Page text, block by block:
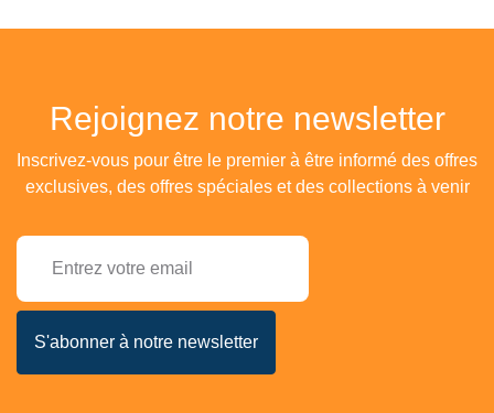
Rejoignez notre newsletter
Inscrivez-vous pour être le premier à être informé des offres
exclusives, des offres spéciales et des collections à venir